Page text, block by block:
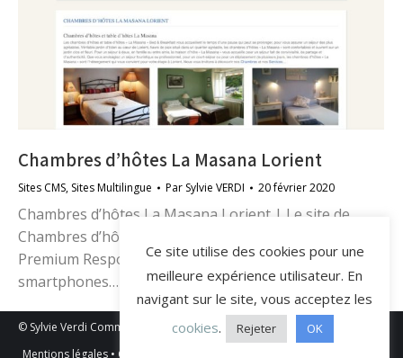
Chambres d’hôtes La Masana Lorient
Sites CMS, Sites Multilingue Par Sylvie VERDI 20 février 2020
Chambres d’hôtes La Masana Lorient | Le site de
Chambres d’hôtes La Masana Lorient est un CMS
Premium Responsive, spécialement conçu pour les
smartphones…
© Sylvie Verdi Communication 2026 • Webmaster freelance à Lorient 56-
Morbihan, Bretagne
Mentions légales• Cookies
Ce site utilise des cookies pour une
meilleure expérience utilisateur. En
navigant sur le site, vous acceptez les
cookies. Rejeter OK